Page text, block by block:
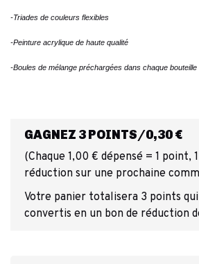
-Triades de couleurs flexibles
-Peinture acrylique de haute qualité
-Boules de mélange préchargées dans chaque bouteille
GAGNEZ 3 POINTS/0,30 €
(Chaque 1,00 € dépensé = 1 point,
réduction sur une prochaine
Votre panier totalisera 3 points
convertis en un bon de réduction